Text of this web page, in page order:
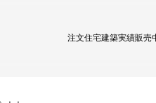
注文住宅建築実績販売